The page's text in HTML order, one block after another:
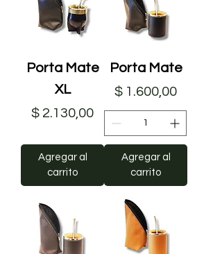
Porta Mate
XL
Precio
$ 2.130,00
Agregar al
carrito
Porta Mate
Precio
$ 1.600,00
Agregar al
carrito